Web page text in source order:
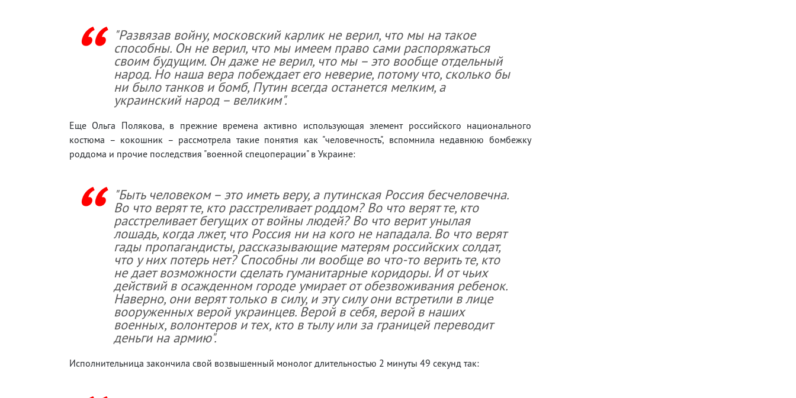
"Развязав войну, московский карлик не верил, что мы на такое
способны. Он не верил, что мы имеем право сами распоряжаться
своим будущим. Он даже не верил, что мы – это вообще отдельный
народ. Но наша вера побеждает его неверие, потому что, сколько бы
ни было танков и бомб, Путин всегда останется мелким, а
украинский народ – великим".
Еще Ольга Полякова, в прежние времена активно использующая элемент российского национального
костюма – кокошник – рассмотрела такие понятия как "человечность", вспомнила недавнюю бомбежку
роддома и прочие последствия "военной спецоперации" в Украине:
"Быть человеком – это иметь веру, а путинская Россия бесчеловечна.
Во что верят те, кто расстреливает роддом? Во что верят те, кто
расстреливает бегущих от войны людей? Во что верит унылая
лошадь, когда лжет, что Россия ни на кого не нападала. Во что верят
гады пропагандисты, рассказывающие матерям российских солдат,
что у них потерь нет? Способны ли вообще во что-то верить те, кто
не дает возможности сделать гуманитарные коридоры. И от чьих
действий в осажденном городе умирает от обезвоживания ребенок.
Наверно, они верят только в силу, и эту силу они встретили в лице
вооруженных верой украинцев. Верой в себя, верой в наших
военных, волонтеров и тех, кто в тылу или за границей переводит
деньги на армию".
Исполнительница закончила свой возвышенный монолог длительностью 2 минуты 49 секунд так: